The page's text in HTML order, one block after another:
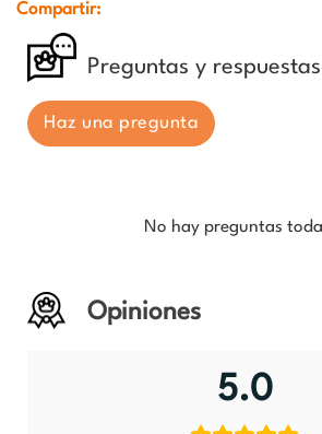
Compartir:
Preguntas y respuestas
Haz una pregunta
No hay preguntas
Opiniones
5.0